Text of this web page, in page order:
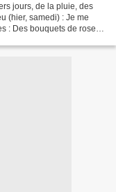
jours, de la pluie, des
(hier, samedi) : Je me
: Des bouquets de roses